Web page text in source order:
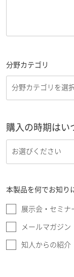
分野カテゴリ
購入の時期はい
本製品を何でお知り
展示会・セミナ
メールマガジン
知人からの紹介